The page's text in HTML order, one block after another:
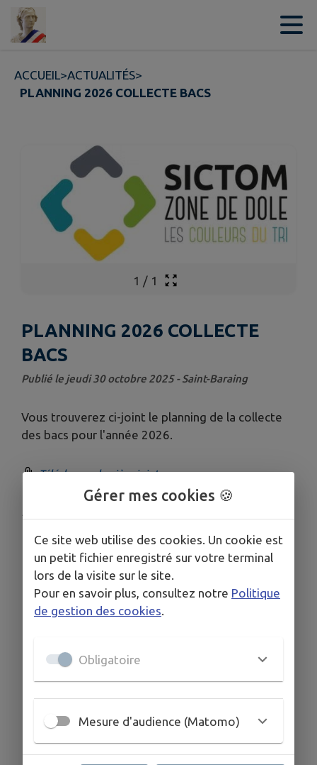
Contenu
ACCUEIL>ACTUALITÉS>
PLANNING 2026 COLLECTE BACS
1 / 1
PLANNING 2026 COLLECTE
BACS
Publié le jeudi 30 octobre 2025 - Saint-Baraing
Vous trouverez ci-joint le planning de la collecte
des bacs pour l'année 2026.
Télécharger la pièce jointe
Gérer mes cookies 🍪
Ce site web utilise des cookies. Un cookie est
un petit fichier enregistré sur votre terminal
lors de la visite sur le site.
Pour en savoir plus, consultez notre Politique
de gestion des cookies.
Obligatoire
Mesure d'audience (Matomo)